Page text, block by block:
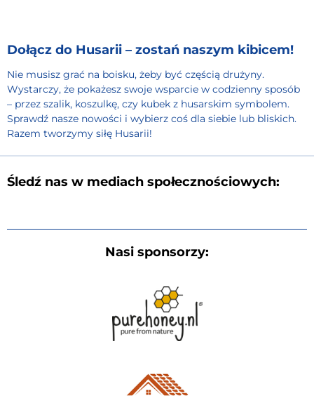
Dołącz do Husarii – zostań naszym kibicem!
Nie musisz grać na boisku, żeby być częścią drużyny.
Wystarczy, że pokażesz swoje wsparcie w codzienny sposób
– przez szalik, koszulkę, czy kubek z husarskim symbolem.
Sprawdź nasze nowości i wybierz coś dla siebie lub bliskich.
Razem tworzymy siłę Husarii!
Śledź nas w mediach społecznościowych:
Nasi sponsorzy: